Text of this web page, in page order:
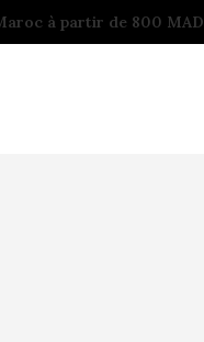
à partir de 800 MAD